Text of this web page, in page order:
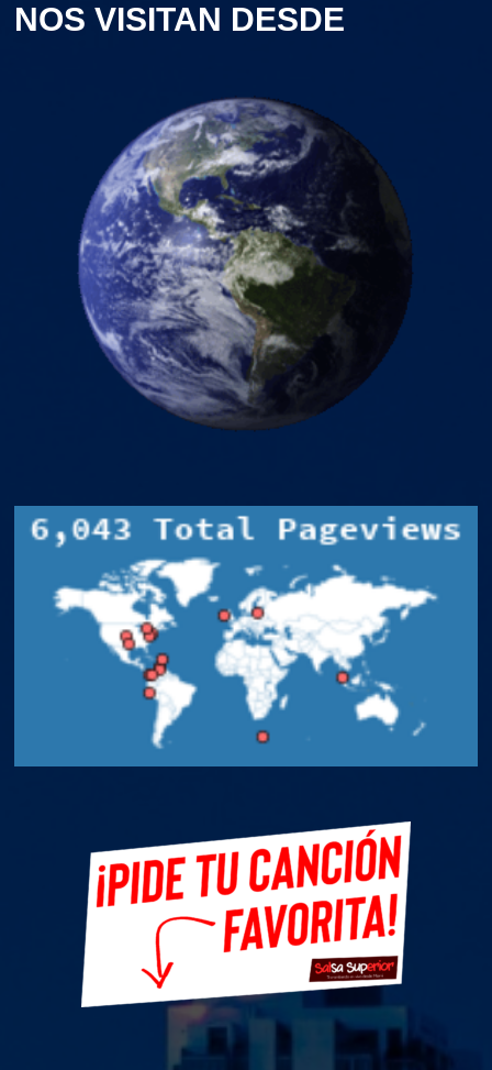
NOS VISITAN DESDE